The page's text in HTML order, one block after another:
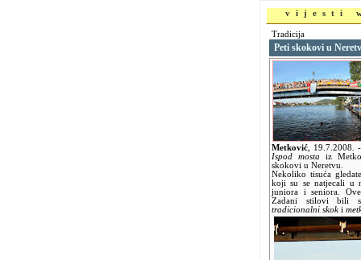
vijesti
Tradicija
Peti skokovi u
Metković 19.7.2008.
Ispod mosta
iz
skokovi u Neretvu.
Nekoliko tisuća
koji su se natjecali u
juniora i seniora.
Zadani stilovi bili
tradicionalni skok i